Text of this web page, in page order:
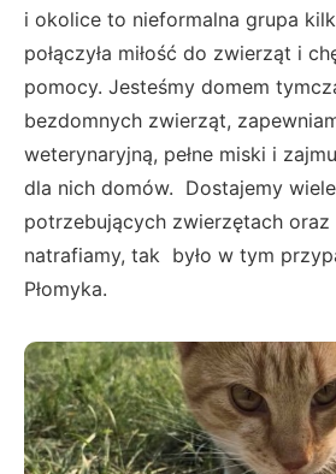
i okolice to nieformalna grupa
połączyła miłość do zwierząt i
pomocy. Jesteśmy domem
bezdomnych zwierząt,
weterynaryjną, pełne miski i
dla nich domów. Dostajemy wiele
potrzebujących zwierzętach oraz
natrafiamy, tak było w tym
Płomyka.